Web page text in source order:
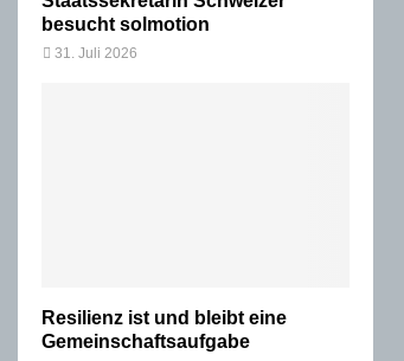
besucht solmotion
31. Juli 2026
Resilienz ist und bleibt eine
Gemeinschaftsaufgabe